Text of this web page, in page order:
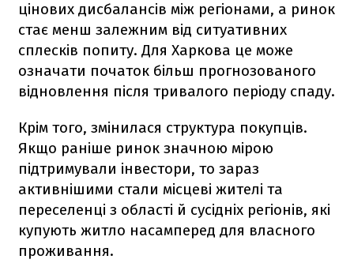
цінових дисбалансів між регіонами, а ринок
стає менш залежним від ситуативних
сплесків попиту. Для Харкова це може
означати початок більш прогнозованого
відновлення після тривалого періоду спаду.
Крім того, змінилася структура покупців.
Якщо раніше ринок значною мірою
підтримували інвестори, то зараз
активнішими стали місцеві жителі та
переселенці з області й сусідніх регіонів, які
купують житло насамперед для власного
проживання.